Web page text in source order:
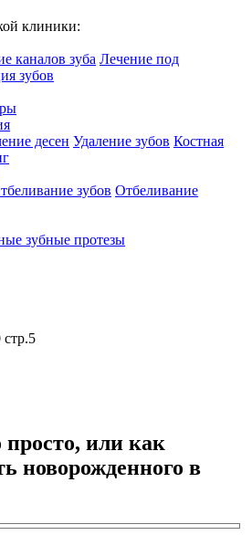
клиники:
каналов зуба Лечение под
зубов
десен Удаление зубов Костная
зубов Отбеливание
зубные протезы
или как
новорожденного в